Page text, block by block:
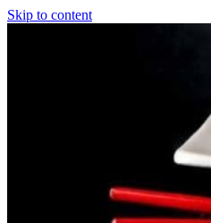
Skip to content